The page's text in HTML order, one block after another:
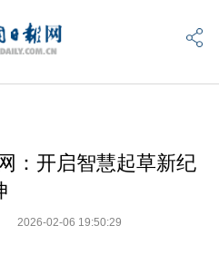
：开启智慧起草新纪
2026-02-06 19:50:29